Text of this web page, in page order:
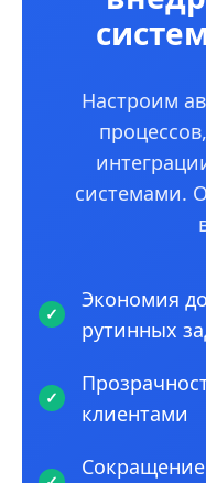
Настроим
системами.
Экономия
рутинных
клиентами
Сокращение